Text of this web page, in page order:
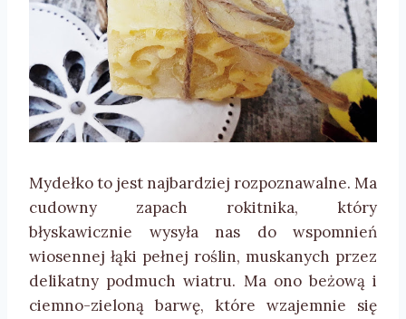
Mydełko to jest najbardziej rozpoznawalne. Ma
cudowny zapach rokitnika, który
błyskawicznie wysyła nas do wspomnień
wiosennej łąki pełnej roślin, muskanych przez
delikatny podmuch wiatru. Ma ono beżową i
ciemno-zieloną barwę, które wzajemnie się